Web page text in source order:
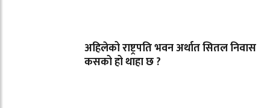
अहिलेको राष्ट्रपति भवन अर्थात सितल निवास
कसको हो थाहा छ ?